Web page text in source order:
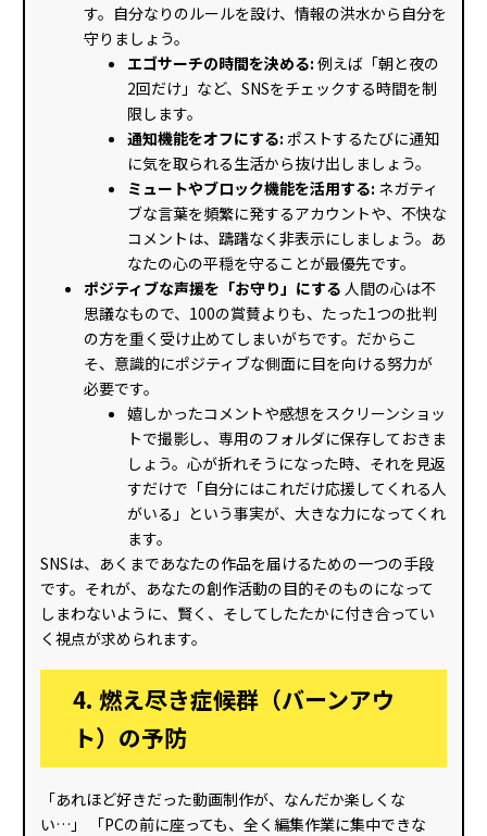
す。自分なりのルールを設け、情報の洪水から自分を
守りましょう。
エゴサーチの時間を決める: 例えば「朝と夜の
2回だけ」など、SNSをチェックする時間を制
限します。
通知機能をオフにする: ポストするたびに通知
に気を取られる生活から抜け出しましょう。
ミュートやブロック機能を活用する: ネガティ
ブな言葉を頻繁に発するアカウントや、不快な
コメントは、躊躇なく非表示にしましょう。あ
なたの心の平穏を守ることが最優先です。
ポジティブな声援を「お守り」にする 人間の心は不
思議なもので、100の賞賛よりも、たった1つの批判
の方を重く受け止めてしまいがちです。だからこ
そ、意識的にポジティブな側面に目を向ける努力が
必要です。
嬉しかったコメントや感想をスクリーンショッ
トで撮影し、専用のフォルダに保存しておきま
しょう。心が折れそうになった時、それを見返
すだけで「自分にはこれだけ応援してくれる人
がいる」という事実が、大きな力になってくれ
ます。
SNSは、あくまであなたの作品を届けるための一つの手段
です。それが、あなたの創作活動の目的そのものになって
しまわないように、賢く、そしてしたたかに付き合ってい
く視点が求められます。
4. 燃え尽き症候群（バーンアウ
ト）の予防
「あれほど好きだった動画制作が、なんだか楽しくな
い…」 「PCの前に座っても、全く編集作業に集中できな